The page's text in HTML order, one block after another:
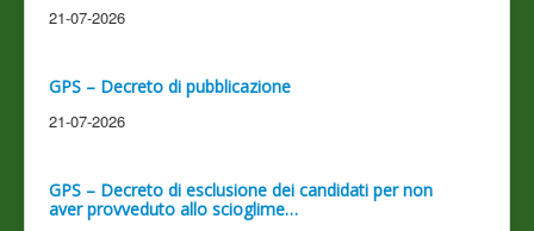
21-07-2026
GPS – Decreto di pubblicazione
21-07-2026
GPS – Decreto di esclusione dei candidati per non
aver provveduto allo scioglime…